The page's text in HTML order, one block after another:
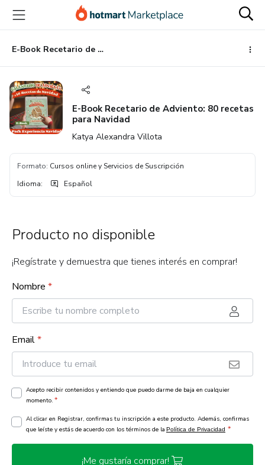
principal
página
de
página
E-Book Recetario de Adviento: 80 recetas para Navidad
E-Book Recetario de Adviento: 80 recetas
para Navidad
Katya Alexandra Villota
Formato: Cursos online y Servicios de Suscripción
Idioma: Español
Producto no disponible
¡Regístrate y demuestra que tienes interés en comprar!
Nombre *
Email*
Acepto recibir contenidos y entiendo que puedo darme de baja en cualquier
momento. *
Al clicar en Registrar, confirmas tu inscripción a este producto. Además, confirmas
que leíste y estás de acuerdo con los términos de la Política de Privacidad *
¡Me gustaría comprar!